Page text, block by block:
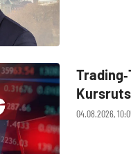
04.08.2026,